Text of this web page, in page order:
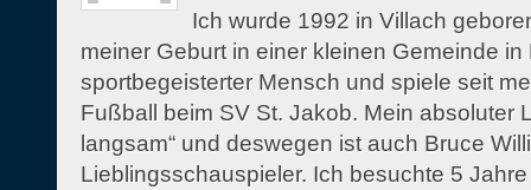
Ich wurde 1992 in Villach
meiner Geburt in einer kleinen Gemeinde
sportbegeisterter Mensch und spiele seit
Fußball beim SV St. Jakob. Mein absoluter
langsam“ und deswegen ist auch Bruce
Lieblingsschauspieler. Ich besuchte 5